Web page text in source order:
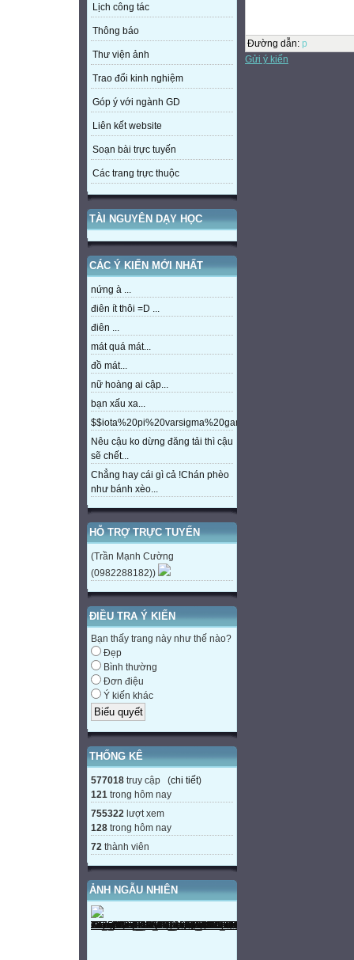
Lịch công tác
Thông báo
Thư viện ảnh
Trao đổi kinh nghiệm
Góp ý với ngành GD
Liên kết website
Soạn bài trực tuyến
Các trang trực thuộc
TÀI NGUYÊN DẠY HỌC
CÁC Ý KIẾN MỚI NHẤT
nứng à ...
điên ít thôi =D ...
điên ...
mát quá mát...
đồ mát...
nữ hoàng ai cập...
bạn xấu xa...
Nêu cậu ko dừng đăng tải thì cậu
sẽ chết...
Chẳng hay cái gì cả !Chán phèo
như bánh xèo...
HỖ TRỢ TRỰC TUYẾN
(Trần Mạnh Cường
(0982288182))
ĐIỀU TRA Ý KIẾN
Bạn thấy trang này như thế nào?
Đẹp
Bình thường
Đơn điệu
Ý kiến khác
THỐNG KÊ
577018 truy cập (chi tiết)
121 trong hôm nay
755322 lượt xem
128 trong hôm nay
72 thành viên
ẢNH NGẪU NHIÊN
Đường dẫn: p
Gửi ý kiến